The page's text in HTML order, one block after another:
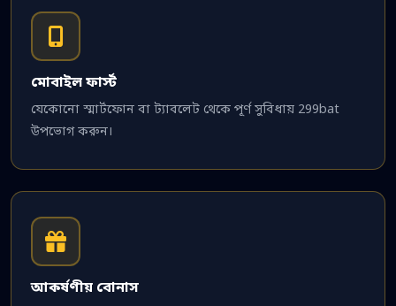
মোবাইল ফার্স্ট
যেকোনো স্মার্টফোন বা ট্যাবলেট থেকে পূর্ণ সুবিধায় 299bat
উপভোগ করুন।
আকর্ষণীয় বোনাস